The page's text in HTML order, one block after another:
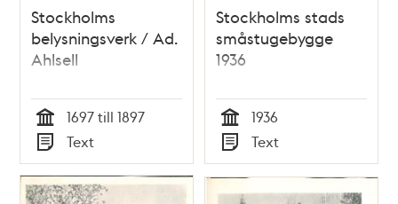
Stockholms
belysningsverk / Ad.
Ahlsell
Tid
1697 till 1897
Typ
Text
Stockholms stads
småstugebygge
1936
Tid
1936
Typ
Text